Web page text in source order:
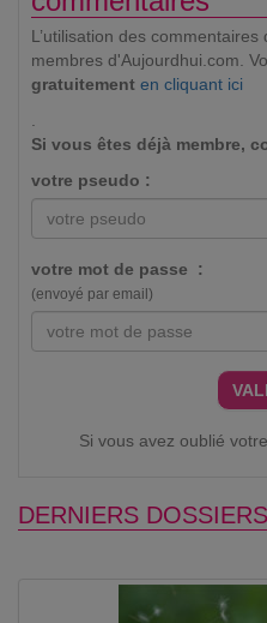
L’utilisation des
membres d'Aujourdhui.com.
gratuitement en cliquant ici
.
Si vous êtes déjà membre,
votre pseudo :
votre mot de passe :
(envoyé par email)
Si vous avez oublié
DERNIERS